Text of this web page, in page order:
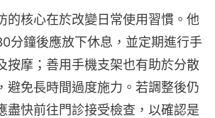
的核心在於改變日常使用習慣。他
分鐘後應放下休息，並定期進行手
按摩；善用手機支架也有助於分散
避免長時間過度施力。若調整後仍
盡快前往門診接受檢查，以確認是